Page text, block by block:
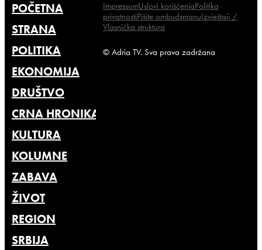
POČETNA
STRANA
POLITIKA
EKONOMIJA
DRUŠTVO
CRNA HRONIKA
KULTURA
KOLUMNE
ZABAVA
ŽIVOT
REGION
SRBIJA
ImpressumUslovi korišćenjaPolitika
privatnostiPišite ombudsmanuIzvještaji /
Vlasnička struktura
© Adria TV. Sva prava zadržana